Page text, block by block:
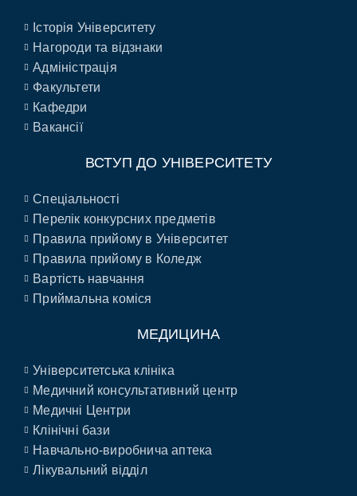
Історія Університету
Нагороди та відзнаки
Адміністрація
Факультети
Кафедри
Вакансії
ВСТУП ДО УНІВЕРСИТЕТУ
Спеціальності
Перелік конкурсних предметів
Правила прийому в Університет
Правила прийому в Коледж
Вартість навчання
Приймальна коміся
МЕДИЦИНА
Університетська клініка
Медичний консультативний центр
Медичні Центри
Клінічні бази
Навчально-виробнича аптека
Лікувальний відділ